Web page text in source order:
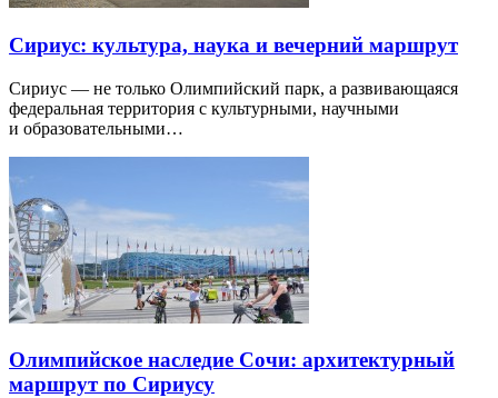
Сириус: культура, наука и вечерний маршрут
Сириус — не только Олимпийский парк, а развивающаяся
федеральная территория с культурными, научными
и образовательными…
Олимпийское наследие Сочи: архитектурный
маршрут по Сириусу